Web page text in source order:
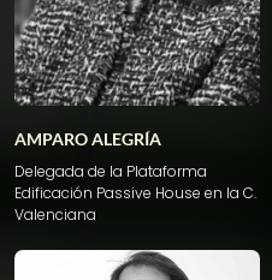
AMPARO ALEGRÍA
Delegada de la Plataforma
Edificación Passive House en la C.
Valenciana